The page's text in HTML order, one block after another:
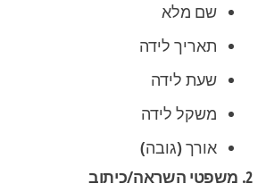
שם מלא
תאריך לידה
שעת לידה
משקל לידה
אורך (גובה)
2. משפטי השראה/כיתוב